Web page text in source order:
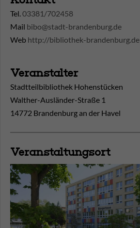
Tel.03381/702458
Mail bibo@stadt-brandenburg.de
Web http://bibliothek-brandenburg.de
Veranstalter
Stadtteilbibliothek Hohenstücken
Walther-Ausländer-Straße 1
14772 Brandenburg an der Havel
Veranstaltungsort